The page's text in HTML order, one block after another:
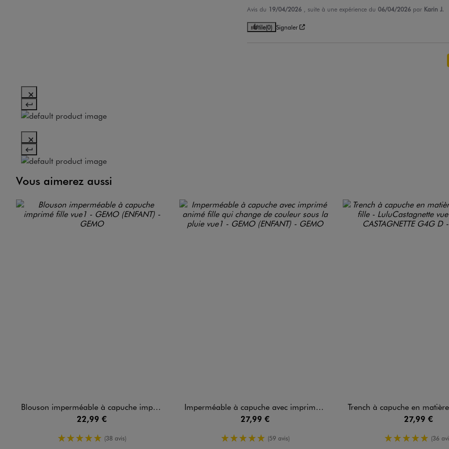
Avis du 19/04/2026 , suite à une expérience du 06/04/2026 par Karin J.
Utile(0) Signaler
Vous aimerez aussi
Blouson imperméable à capuche imprimé fille
22,99 €
5/5 de moyenne
(38 avis)
Imperméable à capuche avec imprimé animé fille qui change de couleur sous la pluie
27,99 €
5/5 de moyenne
(59 avis)
Trench à capuche en matière déperlante fille -
27,99 €
5/5 de (36